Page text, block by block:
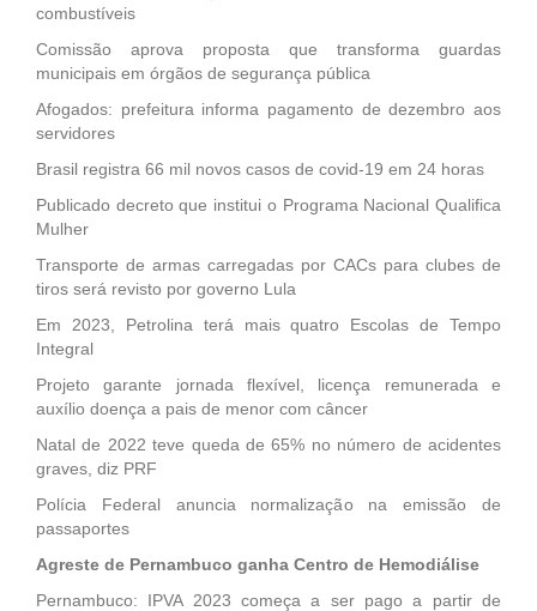
combustíveis
Comissão aprova proposta que transforma guardas
municipais em órgãos de segurança pública
Afogados: prefeitura informa pagamento de dezembro aos
servidores
Brasil registra 66 mil novos casos de covid-19 em 24 horas
Publicado decreto que institui o Programa Nacional Qualifica
Mulher
Transporte de armas carregadas por CACs para clubes de
tiros será revisto por governo Lula
Em 2023, Petrolina terá mais quatro Escolas de Tempo
Integral
Projeto garante jornada flexível, licença remunerada e
auxílio doença a pais de menor com câncer
Natal de 2022 teve queda de 65% no número de acidentes
graves, diz PRF
Polícia Federal anuncia normalização na emissão de
passaportes
Agreste de Pernambuco ganha Centro de Hemodiálise
Pernambuco: IPVA 2023 começa a ser pago a partir de